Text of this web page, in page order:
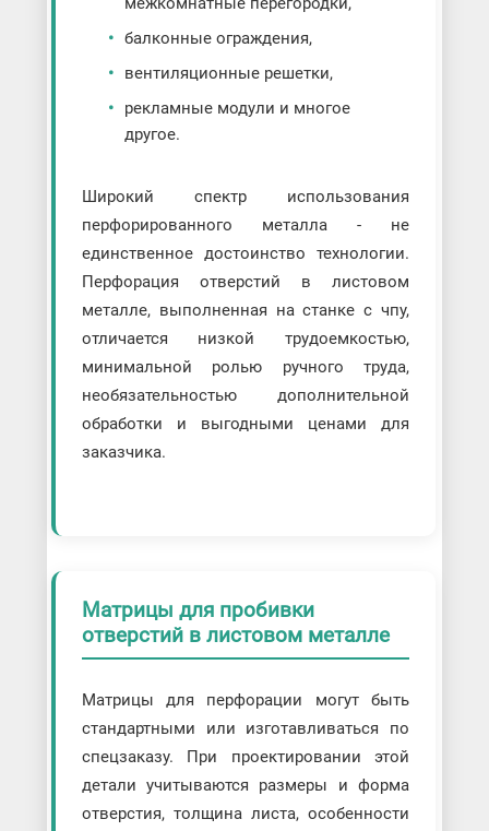
балконные ограждения,
вентиляционные решетки,
рекламные модули и многое
другое.
Широкий спектр использования
перфорированного металла - не
единственное достоинство технологии.
Перфорация отверстий в листовом
металле, выполненная на станке с чпу,
отличается низкой трудоемкостью,
минимальной ролью ручного труда,
необязательностью дополнительной
обработки и выгодными ценами для
заказчика.
Матрицы для пробивки
отверстий в листовом металле
Матрицы для перфорации могут быть
стандартными или изготавливаться по
спецзаказу. При проектировании этой
детали учитываются размеры и форма
отверстия, толщина листа, особенности